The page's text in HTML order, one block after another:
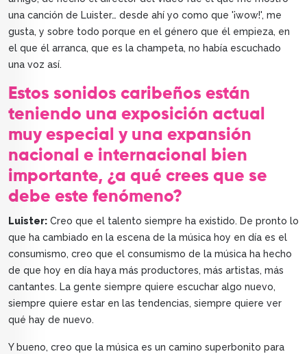
una canción de Luister… desde ahí yo como que '¡wow!', me
gusta, y sobre todo porque en el género que él empieza, en
el que él arranca, que es la champeta, no había escuchado
una voz así.
Estos sonidos caribeños están
teniendo una exposición actual
muy especial y una expansión
nacional e internacional bien
importante, ¿a qué crees que se
debe este fenómeno?
Luister: Creo que el talento siempre ha existido. De pronto lo
que ha cambiado en la escena de la música hoy en día es el
consumismo, creo que el consumismo de la música ha hecho
de que hoy en día haya más productores, más artistas, más
cantantes. La gente siempre quiere escuchar algo nuevo,
siempre quiere estar en las tendencias, siempre quiere ver
qué hay de nuevo.
Y bueno, creo que la música es un camino superbonito para